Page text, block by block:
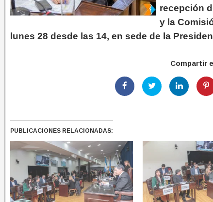
recepción
y la
lunes 28 desde las 14, en sede de la
Compartir
PUBLICACIONES RELACIONADAS: